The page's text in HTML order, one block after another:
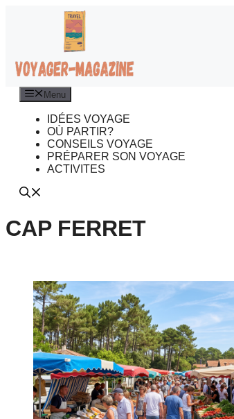
Menu
IDÉES VOYAGE
OÙ PARTIR?
CONSEILS VOYAGE
PRÉPARER SON VOYAGE
ACTIVITES
CAP FERRET